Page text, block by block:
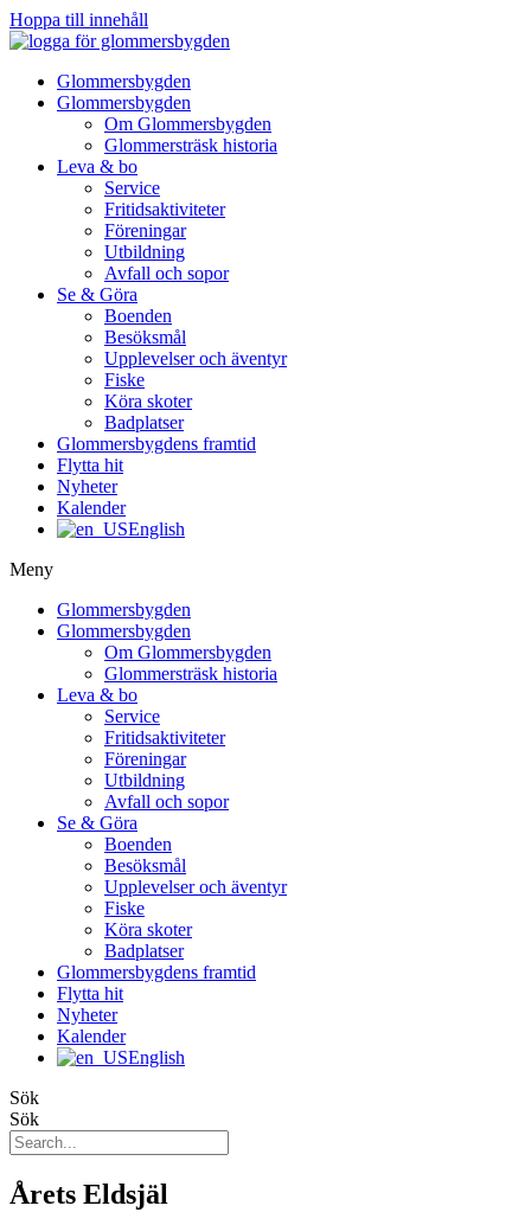
Hoppa till innehåll
Glommersbygden
Glommersbygden
Om Glommersbygden
Glommersträsk historia
Leva & bo
Service
Fritidsaktiviteter
Föreningar
Utbildning
Avfall och sopor
Se & Göra
Boenden
Besöksmål
Upplevelser och äventyr
Fiske
Köra skoter
Badplatser
Glommersbygdens framtid
Flytta hit
Nyheter
Kalender
English
Meny
Glommersbygden
Glommersbygden
Om Glommersbygden
Glommersträsk historia
Leva & bo
Service
Fritidsaktiviteter
Föreningar
Utbildning
Avfall och sopor
Se & Göra
Boenden
Besöksmål
Upplevelser och äventyr
Fiske
Köra skoter
Badplatser
Glommersbygdens framtid
Flytta hit
Nyheter
Kalender
English
Sök
Sök
Årets Eldsjäl